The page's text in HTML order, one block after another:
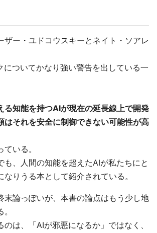
ザー・ユドコウスキーとネイト・ソアレ
についてかなり強い警告を出している一
る知能を持つAIが現在の延長線上で開発
はそれを安全に制御できない可能性が高
いる。
も、人間の知能を超えたAIが私たちにと
なりうる本として紹介されている。
末論っぽいが、本書の論点はもう少し地
は、「AIが邪悪になるか」ではなく、